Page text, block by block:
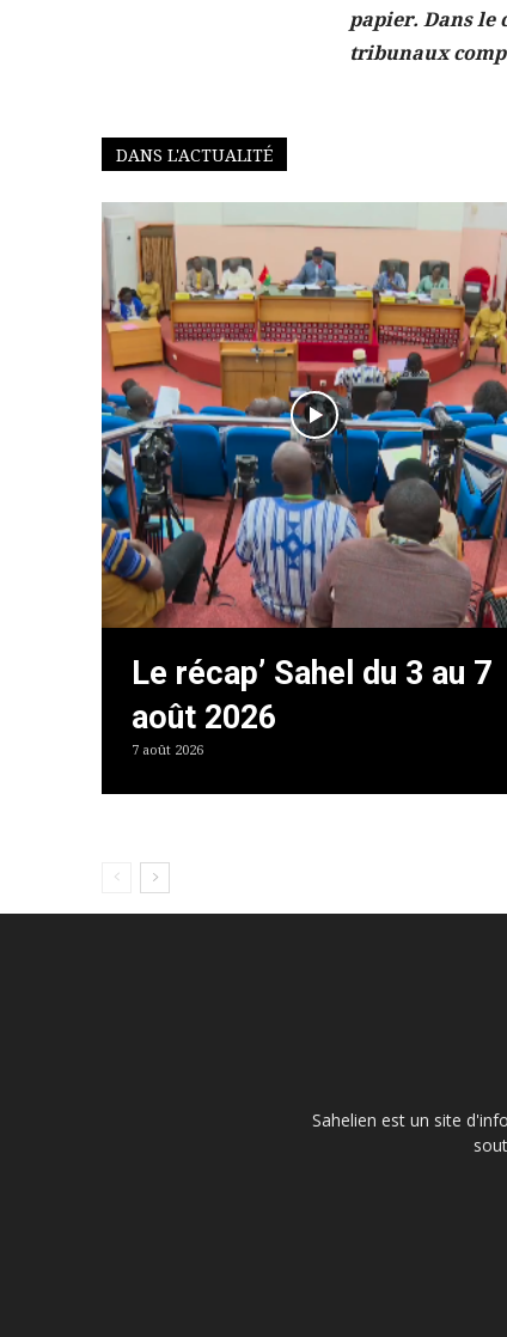
papier. Dans le
tribunaux
DANS L'ACTUALITÉ
Le récap’ Sahel du 3 au 7
août 2026
7 août 2026
Sahelien est un site